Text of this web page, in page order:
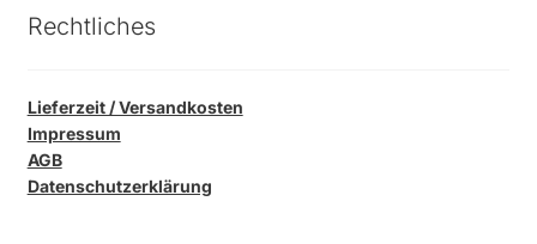
Rechtliches
Lieferzeit / Versandkosten
Impressum
AGB
Datenschutzerklärung